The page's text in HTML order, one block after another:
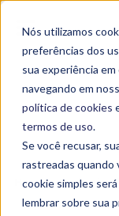
Nós utilizamos
preferências dos
sua experiência
navegando em
política de cookies
termos de uso.
Se você recusar,
rastreadas quando
cookie simples
lembrar sobre sua
Home >